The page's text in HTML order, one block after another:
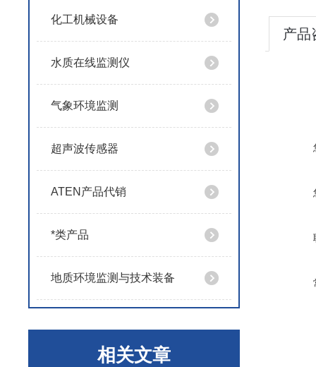
化工机械设备
水质在线监测仪
气象环境监测
超声波传感器
ATEN产品代销
*类产品
地质环境监测与技术装备
相关文章
产品